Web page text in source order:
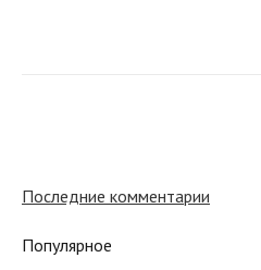
Последние комментарии
Популярное